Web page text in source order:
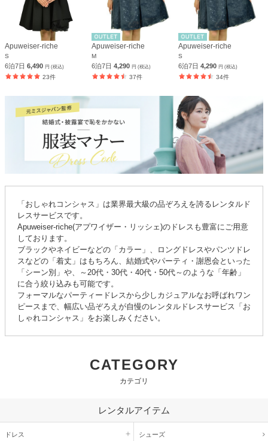
Apuweiser-riche
S
6泊7日 6,490 円 (税込)
23件
Apuweiser-riche
M
6泊7日4,290円 (税込)
37件
Apuweiser-riche
S
6泊7日4,290円 (税込)
34件
「おしゃれコンシャス」は業界最大級の品ぞろえを誇るレンタルド
レスサービスです。
Apuweiser-riche(アプワイザー・リッシェ)のドレスも豊富にご用意
しております。
ブラックやネイビーなどの「カラー」、ロングドレスやパンツドレ
スなどの「着丈」はもちろん、結婚式やパーティ・謝恩会といった
「シーン別」や、～20代・30代・40代・50代～のような「年齢」
に合う絞り込みも可能です。
フォーマルなパーティードレスから少しカジュアルなお呼ばれワン
ピースまで、幅広い品ぞろえが自慢のレンタルドレスサービス「お
しゃれコンシャス」をお楽しみください。
CATEGORY
カテゴリ
レンタルアイテム
ドレス シューズ